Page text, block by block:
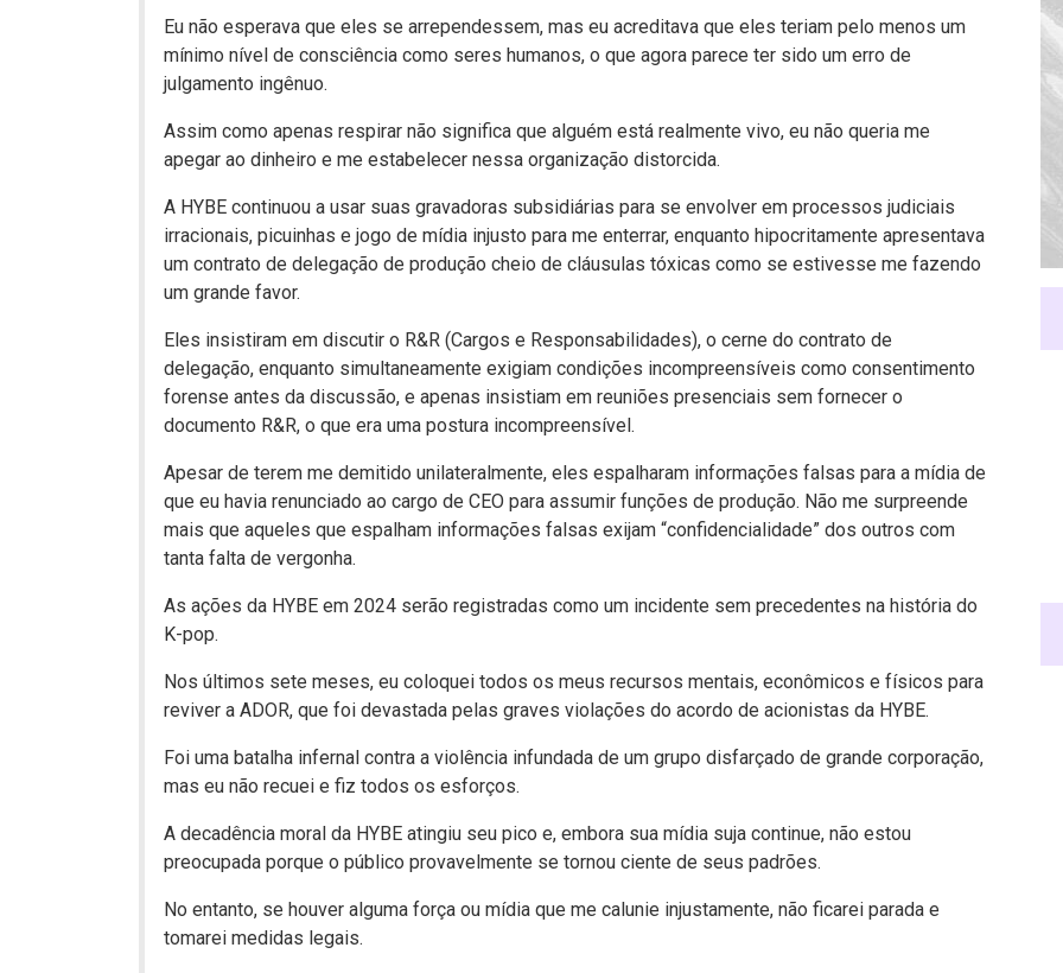
Eu não esperava que eles se arrependessem, mas eu acreditava que eles teriam pelo menos um
mínimo nível de consciência como seres humanos, o que agora parece ter sido um erro de
julgamento ingênuo.
Assim como apenas respirar não significa que alguém está realmente vivo, eu não queria me
apegar ao dinheiro e me estabelecer nessa organização distorcida.
A HYBE continuou a usar suas gravadoras subsidiárias para se envolver em processos judiciais
irracionais, picuinhas e jogo de mídia injusto para me enterrar, enquanto hipocritamente apresentava
um contrato de delegação de produção cheio de cláusulas tóxicas como se estivesse me fazendo
um grande favor.
Eles insistiram em discutir o R&R (Cargos e Responsabilidades), o cerne do contrato de
delegação, enquanto simultaneamente exigiam condições incompreensíveis como consentimento
forense antes da discussão, e apenas insistiam em reuniões presenciais sem fornecer o
documento R&R, o que era uma postura incompreensível.
Apesar de terem me demitido unilateralmente, eles espalharam informações falsas para a mídia de
que eu havia renunciado ao cargo de CEO para assumir funções de produção. Não me surpreende
mais que aqueles que espalham informações falsas exijam “confidencialidade” dos outros com
tanta falta de vergonha.
As ações da HYBE em 2024 serão registradas como um incidente sem precedentes na história do
K-pop.
Nos últimos sete meses, eu coloquei todos os meus recursos mentais, econômicos e físicos para
reviver a ADOR, que foi devastada pelas graves violações do acordo de acionistas da HYBE.
Foi uma batalha infernal contra a violência infundada de um grupo disfarçado de grande corporação,
mas eu não recuei e fiz todos os esforços.
A decadência moral da HYBE atingiu seu pico e, embora sua mídia suja continue, não estou
preocupada porque o público provavelmente se tornou ciente de seus padrões.
No entanto, se houver alguma força ou mídia que me calunie injustamente, não ficarei parada e
tomarei medidas legais.